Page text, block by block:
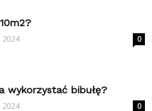
2024 0
wykorzystać bibułę?
2024 0